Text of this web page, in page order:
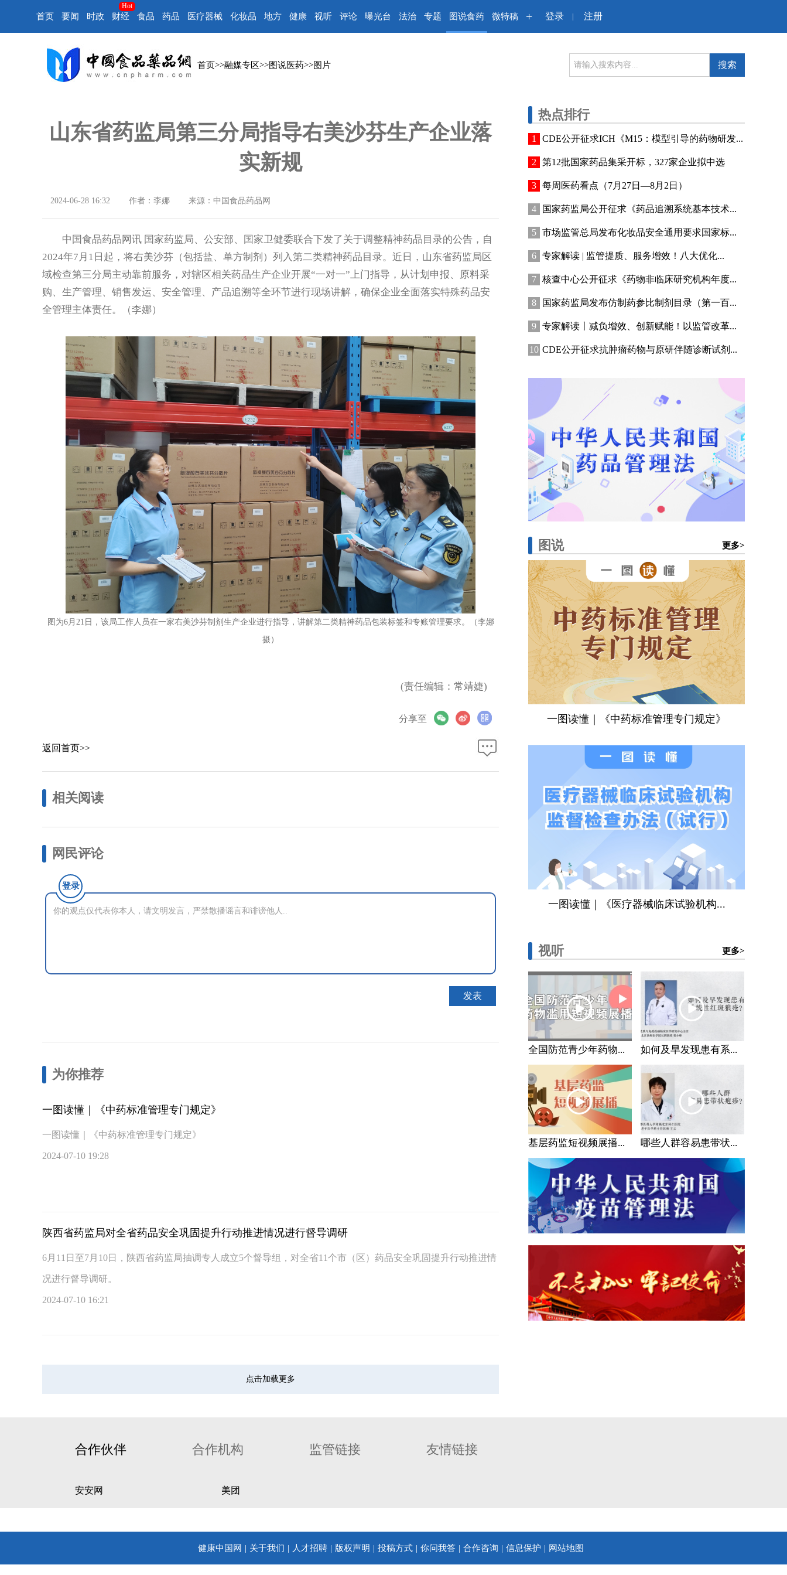
首页 要闻 时政 财经
Hot
食品 药品 医疗器械 化妆品 地方 健康 视听 评论 曝光台 法治 专题 图说食药 微特稿 + 登录 | 注册
首页>>融媒专区>>图说医药>>图片 搜索
山东省药监局第三分局指导右美沙芬生产企业落
实新规
2024-06-28 16:32 作者：李娜 来源：中国食品药品网
中国食品药品网讯 国家药监局、公安部、国家卫健委联合下发了关于调整精神药品目录的公告，自
2024年7月1日起，将右美沙芬（包括盐、单方制剂）列入第二类精神药品目录。近日，山东省药监局区
域检查第三分局主动靠前服务，对辖区相关药品生产企业开展“一对一”上门指导，从计划申报、原料采
购、生产管理、销售发运、安全管理、产品追溯等全环节进行现场讲解，确保企业全面落实特殊药品安
全管理主体责任。（李娜）
图为6月21日，该局工作人员在一家右美沙芬制剂生产企业进行指导，讲解第二类精神药品包装标签和专账管理要求。（李娜
摄）
(责任编辑：常靖婕)
分享至
返回首页>>
相关阅读
网民评论
登录
为你推荐
一图读懂｜《中药标准管理专门规定》
一图读懂｜《中药标准管理专门规定》
2024-07-10 19:28
陕西省药监局对全省药品安全巩固提升行动推进情况进行督导调研
6月11日至7月10日，陕西省药监局抽调专人成立5个督导组，对全省11个市（区）药品安全巩固提升行动推进情
况进行督导调研。
2024-07-10 16:21
点击加载更多
热点排行
CDE公开征求ICH《M15：模型引导的药物研发...
第12批国家药品集采开标，327家企业拟中选
每周医药看点（7月27日—8月2日）
国家药监局公开征求《药品追溯系统基本技术...
市场监管总局发布化妆品安全通用要求国家标...
专家解读 | 监管提质、服务增效！八大优化...
核查中心公开征求《药物非临床研究机构年度...
国家药监局发布仿制药参比制剂目录（第一百...
专家解读丨减负增效、创新赋能！以监管改革...
CDE公开征求抗肿瘤药物与原研伴随诊断试剂...
图说 更多>
一图读懂｜《中药标准管理专门规定》
一图读懂｜《医疗器械临床试验机构...
视听 更多>
全国防范青少年药物... 如何及早发现患有系...
基层药监短视频展播... 哪些人群容易患带状...
合作伙伴 合作机构 监管链接 友情链接
安安网 美团
健康中国网 关于我们 人才招聘 版权声明 投稿方式 你问我答 合作咨询 信息保护 网站地图